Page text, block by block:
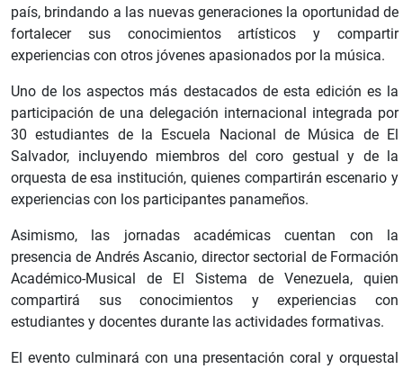
país, brindando a las nuevas generaciones la oportunidad de
fortalecer sus conocimientos artísticos y compartir
experiencias con otros jóvenes apasionados por la música.
Uno de los aspectos más destacados de esta edición es la
participación de una delegación internacional integrada por
30 estudiantes de la Escuela Nacional de Música de El
Salvador, incluyendo miembros del coro gestual y de la
orquesta de esa institución, quienes compartirán escenario y
experiencias con los participantes panameños.
Asimismo, las jornadas académicas cuentan con la
presencia de Andrés Ascanio, director sectorial de Formación
Académico-Musical de El Sistema de Venezuela, quien
compartirá sus conocimientos y experiencias con
estudiantes y docentes durante las actividades formativas.
El evento culminará con una presentación coral y orquestal